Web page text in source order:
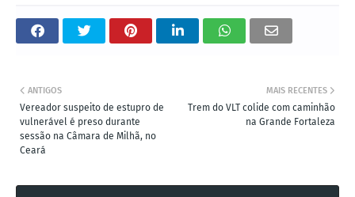
MAIS RECENTES
Trem do VLT colide com caminhão
na Grande Fortaleza
ANTIGOS
Vereador suspeito de estupro de
vulnerável é preso durante
sessão na Câmara de Milhã, no
Ceará